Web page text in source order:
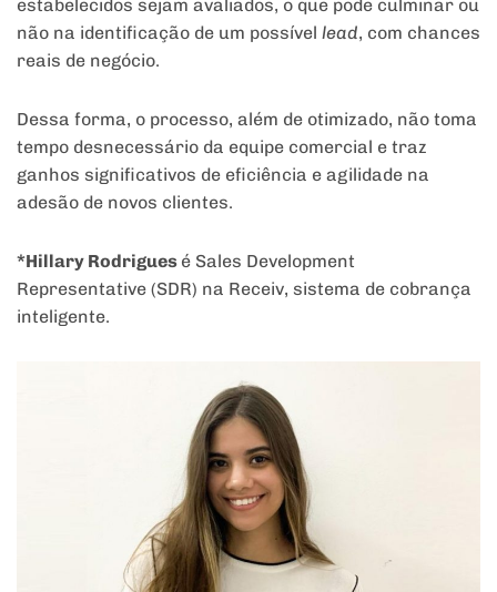
estabelecidos sejam avaliados, o que pode culminar ou
não na identificação de um possível lead, com chances
reais de negócio.
Dessa forma, o processo, além de otimizado, não toma
tempo desnecessário da equipe comercial e traz
ganhos significativos de eficiência e agilidade na
adesão de novos clientes.
*Hillary Rodrigues é Sales Development
Representative (SDR) na Receiv, sistema de cobrança
inteligente.